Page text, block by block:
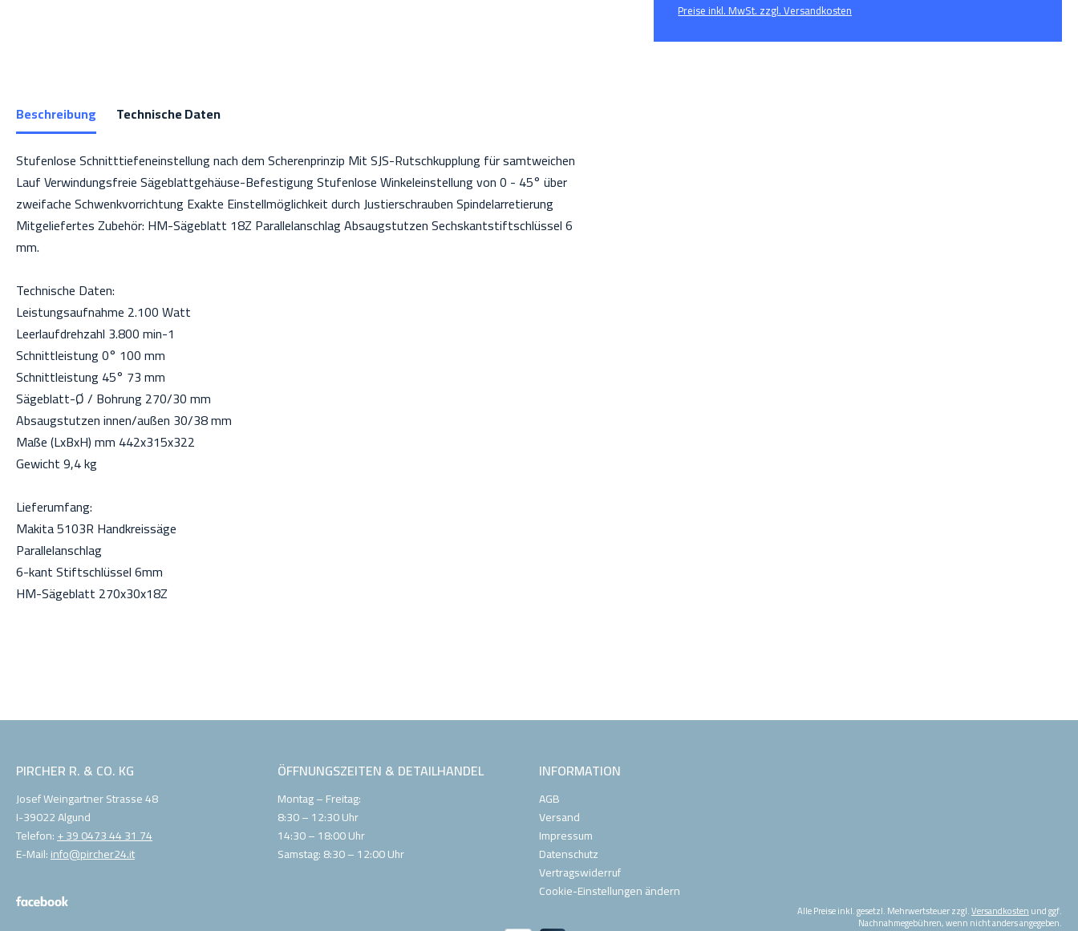
Preise inkl. MwSt. zzgl. Versandkosten
Beschreibung
Technische Daten
Stufenlose Schnitttiefeneinstellung nach dem Scherenprinzip Mit SJS-Rutschkupplung für samtweichen
Lauf Verwindungsfreie Sägeblattgehäuse-Befestigung Stufenlose Winkeleinstellung von 0 - 45° über
zweifache Schwenkvorrichtung Exakte Einstellmöglichkeit durch Justierschrauben Spindelarretierung
Mitgeliefertes Zubehör: HM-Sägeblatt 18Z Parallelanschlag Absaugstutzen Sechskantstiftschlüssel 6
mm.
Technische Daten:
Leistungsaufnahme 2.100 Watt
Leerlaufdrehzahl 3.800 min-1
Schnittleistung 0° 100 mm
Schnittleistung 45° 73 mm
Sägeblatt-Ø / Bohrung 270/30 mm
Absaugstutzen innen/außen 30/38 mm
Maße (LxBxH) mm 442x315x322
Gewicht 9,4 kg
Lieferumfang:
Makita 5103R Handkreissäge
Parallelanschlag
6-kant Stiftschlüssel 6mm
HM-Sägeblatt 270x30x18Z
Netzspannung: 230V
PIRCHER R. & CO. KG
Josef Weingartner Strasse 48
I-39022 Algund
Telefon:+ 39 0473 44 31 74
E-Mail:info@pircher24.it
ÖFFNUNGSZEITEN & DETAILHANDEL
Montag – Freitag:
8:30 – 12:30 Uhr
14:30 – 18:00 Uhr
Samstag: 8:30 – 12:00 Uhr
INFORMATION
AGB
Versand
Impressum
Datenschutz
Vertragswiderruf
Cookie-Einstellungen ändern
Alle Preise inkl. gesetzl. Mehrwertsteuer zzgl.Versandkostenund ggf.
Nachnahmegebühren, wenn nicht anders angegeben.